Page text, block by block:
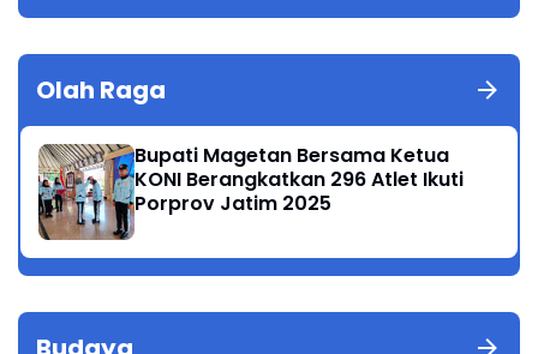
Olah Raga
Bupati Magetan Bersama Ketua
KONI Berangkatkan 296 Atlet Ikuti
Porprov Jatim 2025